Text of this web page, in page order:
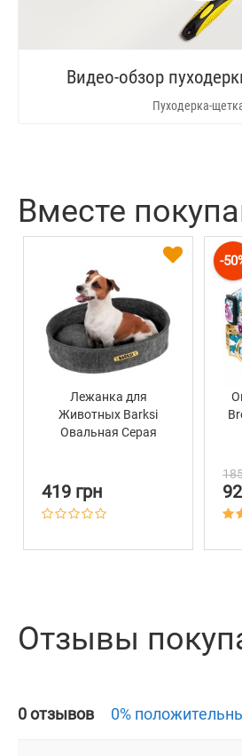
Видео-обзор
Пуходерка-
Вместе
Лежанка для
Животных Barksi
Овальная Серая
419 грн
-
Отзывы
0 отзывов 0%